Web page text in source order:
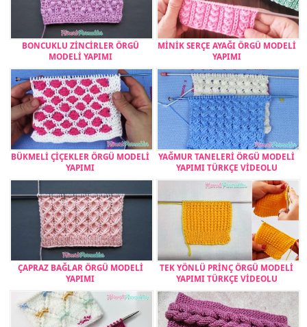
BONCUKLU ZİNCİRLER ÖRGÜ
MODELİ YAPIMI
MİNİK SERÇE AYAĞI ÖRGÜ MODELİ
YAPIMI
BÜKMELİ ÇİÇEKLER ÖRGÜ MODELİ
YAPIMI
YAĞMUR TANELERİ ÖRGÜ MODELİ
YAPIMI TÜRKÇE VİDEOLU
ÇAPRAZ BAĞLAR ÖRGÜ MODELİ
YAPIMI
TEK YÖNLÜ PRİNÇ ÖRGÜ MODELİ
YAPIMI TÜRKÇE VİDEOLU